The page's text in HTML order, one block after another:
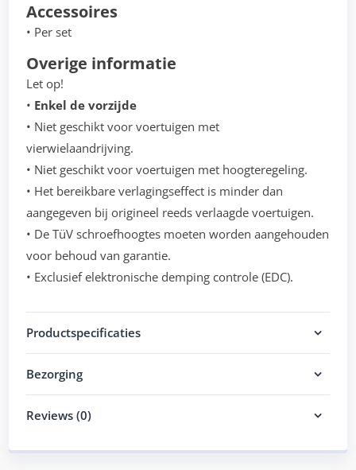
Accessoires
• Per set
Overige informatie
Let op!
• Enkel de vorzijde
• Niet geschikt voor voertuigen met
vierwielaandrijving.
• Niet geschikt voor voertuigen met hoogteregeling.
• Het bereikbare verlagingseffect is minder dan
aangegeven bij origineel reeds verlaagde voertuigen.
• De TüV schroefhoogtes moeten worden aangehouden
voor behoud van garantie.
• Exclusief elektronische demping controle (EDC).
Productspecificaties
Bezorging
Reviews (0)